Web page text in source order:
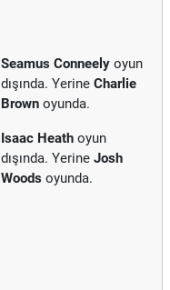
Seamus Conneely oyun
dışında. Yerine Charlie
Brown oyunda.
Isaac Heath oyun
dışında. Yerine Josh
Woods oyunda.